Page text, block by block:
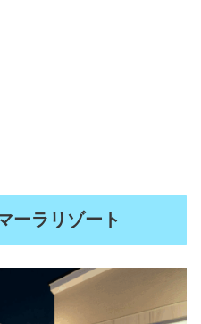
ーラリゾート